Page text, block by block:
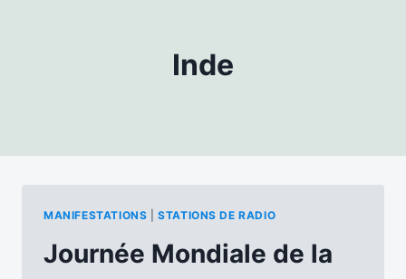
Inde
MANIFESTATIONS |STATIONS DE RADIO
Journée Mondiale de la